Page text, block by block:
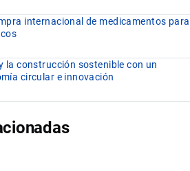
internacional de medicamentos para
la construcción sostenible con un
circular e innovación